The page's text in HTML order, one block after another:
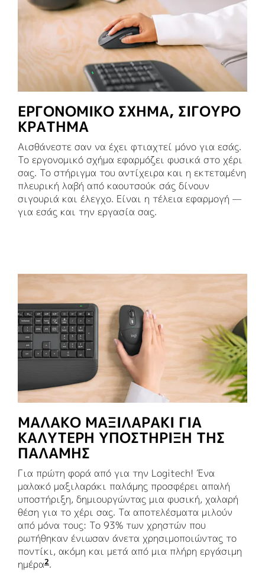
ΕΡΓΟΝΟΜΙΚΟ ΣΧΗΜΑ, ΣΙΓΟΥΡΟ
ΚΡΑΤΗΜΑ
Αισθάνεστε σαν να έχει φτιαχτεί μόνο για εσάς.
Το εργονομικό σχήμα εφαρμόζει φυσικά στο χέρι
σας. Το στήριγμα του αντίχειρα και η εκτεταμένη
πλευρική λαβή από καουτσούκ σάς δίνουν
σιγουριά και έλεγχο. Είναι η τέλεια εφαρμογή —
για εσάς και την εργασία σας.
ΜΑΛΑΚΟ ΜΑΞΙΛΑΡΑΚΙ ΓΙΑ
ΚΑΛΥΤΕΡΗ ΥΠΟΣΤΗΡΙΞΗ ΤΗΣ
ΠΑΛΑΜΗΣ
Για πρώτη φορά από για την Logitech! Ένα
μαλακό μαξιλαράκι παλάμης προσφέρει απαλή
υποστήριξη, δημιουργώντας μια φυσική, χαλαρή
θέση για το χέρι σας. Τα αποτελέσματα μιλούν
από μόνα τους: Το 93% των χρηστών που
ρωτήθηκαν ένιωσαν άνετα χρησιμοποιώντας το
ποντίκι, ακόμη και μετά από μια πλήρη εργάσιμη
ημέρα2Βασισμένο σε μελέτη της Logitech στις
.